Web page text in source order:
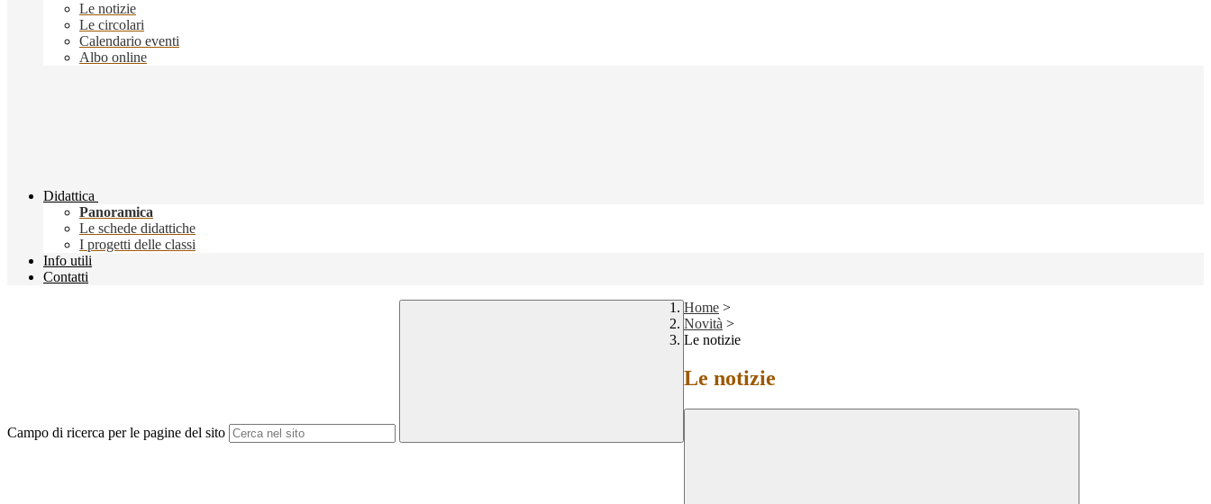
Le notizie
Le circolari
Calendario eventi
Albo online
Didattica
Panoramica
Le schede didattiche
I progetti delle classi
Info utili
Contatti
Campo di ricerca per le pagine del sito
Home >
Novità >
Le notizie
Le notizie